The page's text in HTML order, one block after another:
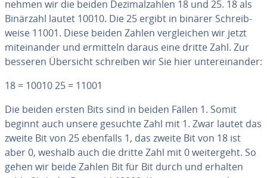
nehmen wir die beiden De­zi­mal­zah­len 18 und 25. 18 als
Binärzahl lautet 10010. Die 25 ergibt in binärer Schreib­
wei­se 11001. Diese beiden Zahlen ver­glei­chen wir jetzt
mit­ein­an­der und ermitteln daraus eine dritte Zahl. Zur
besseren Übersicht schreiben wir Sie hier un­ter­ein­an­der:
18 = 10010 25 = 11001
Die beiden ersten Bits sind in beiden Fällen 1. Somit
beginnt auch unsere gesuchte Zahl mit 1. Zwar lautet das
zweite Bit von 25 ebenfalls 1, das zweite Bit von 18 ist
aber 0, weshalb auch die dritte Zahl mit 0 wei­ter­geht. So
gehen wir beide Zahlen Bit für Bit durch und erhalten